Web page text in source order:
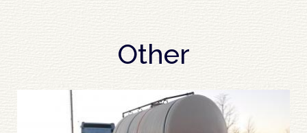
Other